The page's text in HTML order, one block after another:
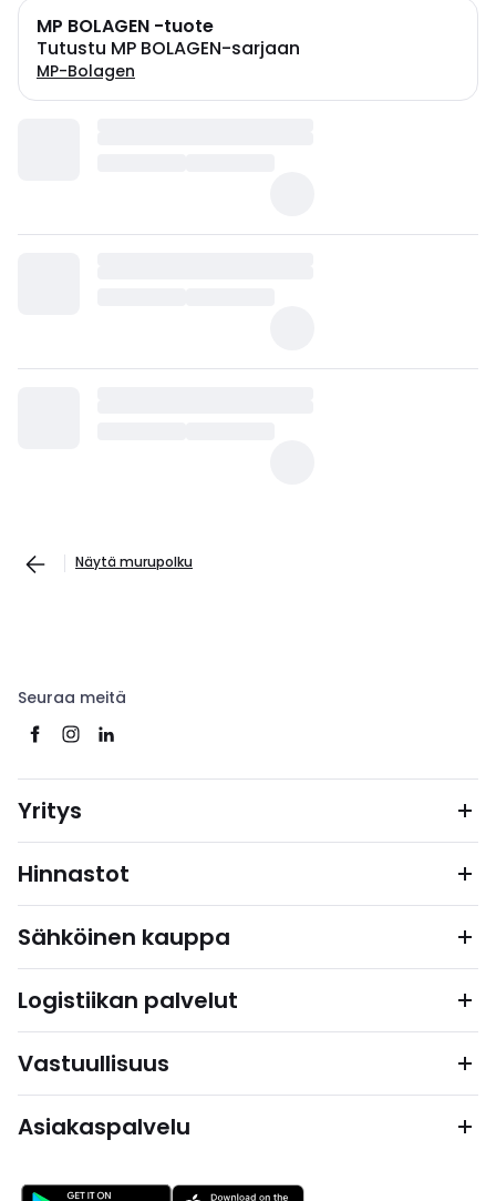
MP BOLAGEN -tuote
Tutustu MP BOLAGEN-sarjaan
MP-Bolagen
Näytä murupolku
Seuraa meitä
Yritys
Hinnastot
Sähköinen kauppa
Logistiikan palvelut
Vastuullisuus
Asiakaspalvelu